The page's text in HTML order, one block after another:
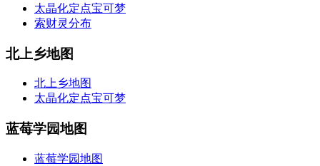
太晶化定点宝可梦
索财灵分布
北上乡地图
北上乡地图
太晶化定点宝可梦
蓝莓学园地图
蓝莓学园地图